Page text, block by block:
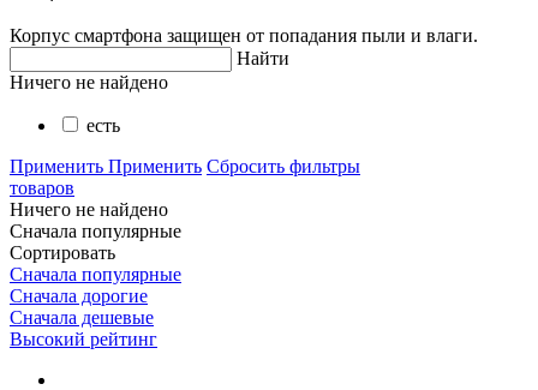
Корпус смартфона защищен от попадания пыли и влаги.
Найти
Ничего не найдено
есть
Применить Применить Сбросить фильтры
товаров
Ничего не найдено
Сначала популярные
Сортировать
Сначала популярные
Сначала дорогие
Сначала дешевые
Высокий рейтинг